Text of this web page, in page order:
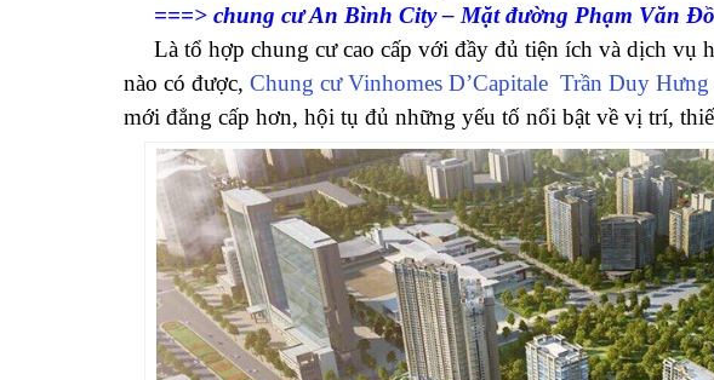
===> chung cư An Bình City – Mặt đường Phạm Văn
Là tổ hợp chung cư cao cấp với đầy đủ tiện ích và dịch vụ
nào có được, Chung cư Vinhomes D’Capitale Trần Duy Hưng
mới đẳng cấp hơn, hội tụ đủ những yếu tố nổi bật về vị trí,